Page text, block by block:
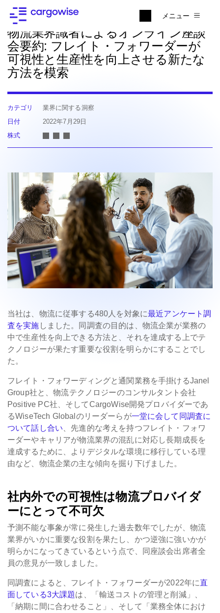
メニュー
ニュースに戻る
物流業界識者によるオンライン座談
会要約: フレイト・フォワーダーが
可視性と生産性を向上させる新たな
方法を模索
カテゴリ
業界に関する洞察
日付
2022年7月29日
株式
当社は、物流に従事する480人を対象に最近アンケート調
査を実施 しました。同調査の目的は、物流企業が業務の
中で生産性を向上できる方法と、それを達成する上でテ
クノロジーが果たす重要な役割を明らかにすることでし
た。
フレイト・フォワーディングと通関業務を手掛けるJanel
Group社と、物流テクノロジーのコンサルタント会社
Positive PC社、そしてCargoWise開発プロバイダーであ
るWiseTech Globalのリーダーらが一堂に会して同調査に
ついて話し合い 、先進的な考えを持つフレイト・フォワ
ーダーやキャリアが物流業界の混乱に対応し長期成長を
達成するために、よりデジタルな環境に移行している理
由など、物流企業の主な傾向を掘り下げました。
社内外での可視性は物流プロバイダ
ーにとって不可欠
予測不能な事象が常に発生した過去数年でしたが、物流
業界がいかに重要な役割を果たし、かつ逆強に強いかが
明らかになってきているという点で、同座談会出席者全
員の意見が一致しました。
同調査によると、フレイト・フォワーダーが2022年に直
面している3大課題は、「輸送コストの管理と削減」、
「納期に間に合わせること」、そして「業務全体におけ